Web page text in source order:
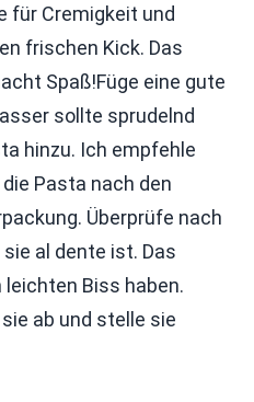
für Cremigkeit und
frischen Kick. Das
Spaß!Füge eine gute
sollte sprudelnd
hinzu. Ich empfehle
Pasta nach den
Überprüfe nach
al dente ist. Das
Biss haben.
ab und stelle sie